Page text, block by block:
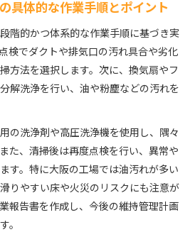
のダクト清掃で得られる効果
清掃で住環境が快適に変わる理由
ンションの衛生レベルを引き上げ
備清掃で臭いと火災リスクを低減
ト清掃が健康維持に果たす役割と
清掃と飲食店経営の密接な関係性
備メンテナンス術を徹底解説
清掃における大阪府の湿気対策法
具体的な作業手順とポイント
階的かつ体系的な作業手順に基づき実
検でダクトや排気口の汚れ具合や劣化
方法を選択します。次に、換気扇やフ
解洗浄を行い、油や粉塵などの汚れを
の洗浄剤や高圧洗浄機を使用し、隅々
た、清掃後は再度点検を行い、異常や
す。特に大阪の工場では油汚れが多い
りやすい床や火災のリスクにも注意が
報告書を作成し、今後の維持管理計画
。